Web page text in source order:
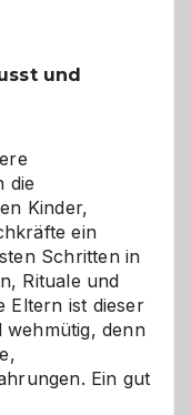
und
die
Kinder,
ein
Schritten in
Rituale und
Eltern ist dieser
wehmütig, denn
Ein gut